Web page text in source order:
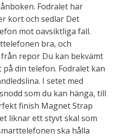
Fodralet har
kort och sedlar Det
mot oavsiktliga fall.
bra, och
repor Du kan bekvämt
din telefon. Fodralet kan
I setet med
som du kan hänga, till
finish Magnet Strap
liknar ett styvt skal som
ska hålla